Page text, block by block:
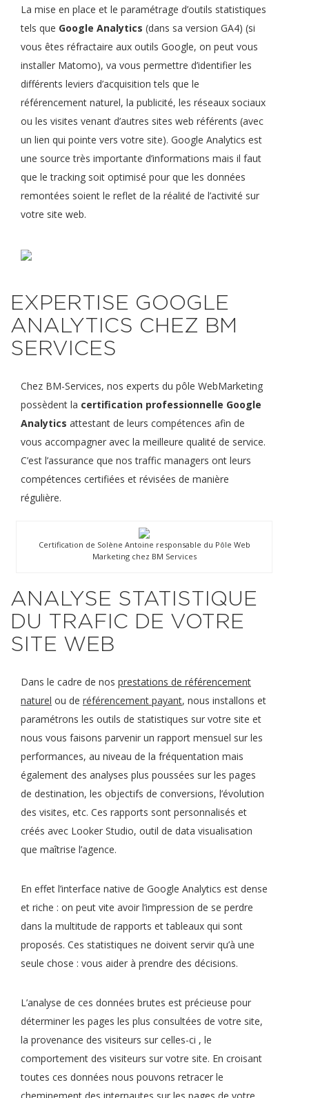
La mise en place et le paramétrage d’outils statistiques
tels que Google Analytics (dans sa version GA4) (si
vous êtes réfractaire aux outils Google, on peut vous
installer Matomo), va vous permettre d’identifier les
différents leviers d’acquisition tels que le
référencement naturel, la publicité, les réseaux sociaux
ou les visites venant d’autres sites web référents (avec
un lien qui pointe vers votre site). Google Analytics est
une source très importante d’informations mais il faut
que le tracking soit optimisé pour que les données
remontées soient le reflet de la réalité de l’activité sur
votre site web.
EXPERTISE GOOGLE
ANALYTICS CHEZ BM
SERVICES
Chez BM-Services, nos experts du pôle WebMarketing
possèdent la certification professionnelle Google
Analytics attestant de leurs compétences afin de
vous accompagner avec la meilleure qualité de service.
C’est l’assurance que nos traffic managers ont leurs
compétences certifiées et révisées de manière
régulière.
Certification de Solène Antoine responsable du Pôle Web
Marketing chez BM Services
ANALYSE STATISTIQUE
DU TRAFIC DE VOTRE
SITE WEB
Dans le cadre de nos prestations de référencement
naturel ou de référencement payant, nous installons et
paramétrons les outils de statistiques sur votre site et
nous vous faisons parvenir un rapport mensuel sur les
performances, au niveau de la fréquentation mais
également des analyses plus poussées sur les pages
de destination, les objectifs de conversions, l’évolution
des visites, etc. Ces rapports sont personnalisés et
créés avec Looker Studio, outil de data visualisation
que maîtrise l’agence.
En effet l’interface native de Google Analytics est dense
et riche : on peut vite avoir l’impression de se perdre
dans la multitude de rapports et tableaux qui sont
proposés. Ces statistiques ne doivent servir qu’à une
seule chose : vous aider à prendre des décisions.
L’analyse de ces données brutes est précieuse pour
déterminer les pages les plus consultées de votre site,
la provenance des visiteurs sur celles-ci , le
comportement des visiteurs sur votre site. En croisant
toutes ces données nous pouvons retracer le